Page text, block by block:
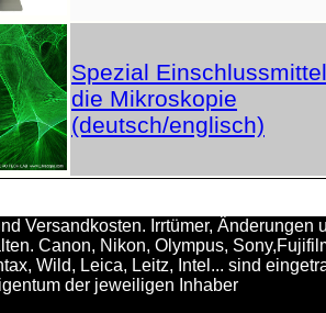
Spezial
die Mikroskopie
(deutsch/englisch)
Versandkosten. Irrtümer, Änderungen
Canon, Nikon, Olympus,
Wild, Leica, Leitz, Intel... sind
der jeweiligen Inhaber